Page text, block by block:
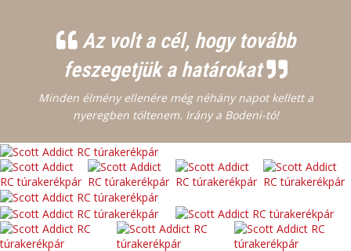
Az volt a cél, hogy tovább
feszegetjük a határokat
Minden élmény ellenére még néhány napot kellett a
nyeregben töltenem. Irány a Bodeni-tó!